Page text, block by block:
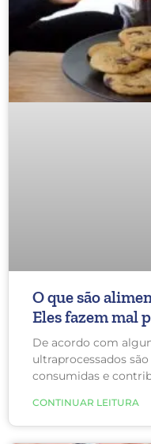
O que são
Eles fazem mal
De acordo com
ultraprocessados
consumidas e
favorecem a
sintomas de artrite,
CONTINUAR LEITURA